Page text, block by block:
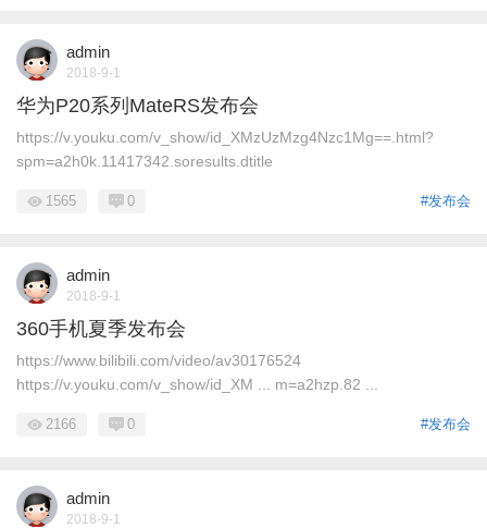
admin
2018-9-1
华为P20系列MateRS发布会
https://v.youku.com/v_show/id_XMzUzMzg4Nzc1Mg==.html?
spm=a2h0k.11417342.soresults.dtitle
#发布会
1565 0
admin
2018-9-1
360手机夏季发布会
https://www.bilibili.com/video/av30176524
https://v.youku.com/v_show/id_XM ... m=a2hzp.82 ...
#发布会
2166 0
admin
2018-9-1